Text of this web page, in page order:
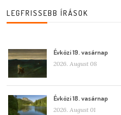
LEGFRISSEBB ÍRÁSOK
Évközi 19. vasárnap
2026. August 08
Évközi 18. vasárnap
2026. August 01